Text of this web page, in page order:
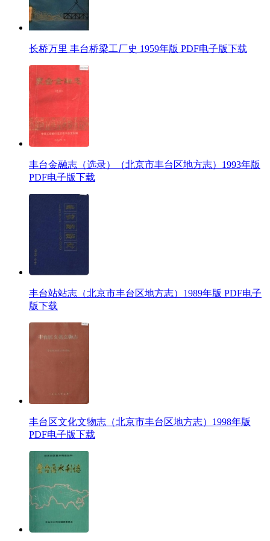
长桥万里 丰台桥梁工厂史 1959年版 PDF电子版下载
丰台金融志（选录）（北京市丰台区地方志）1993年版
PDF电子版下载
丰台站站志（北京市丰台区地方志）1989年版 PDF电子
版下载
丰台区文化文物志（北京市丰台区地方志）1998年版
PDF电子版下载